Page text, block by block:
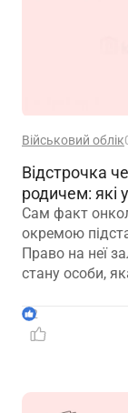
Військовий облік
Відстрочка
родичем: які
Сам факт
окремою
Право на неї
стану особи,
2